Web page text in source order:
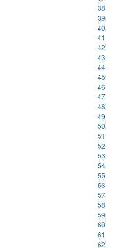
38
39
40
41
42
43
44
45
46
47
48
49
50
51
52
53
54
55
56
57
58
59
60
61
62